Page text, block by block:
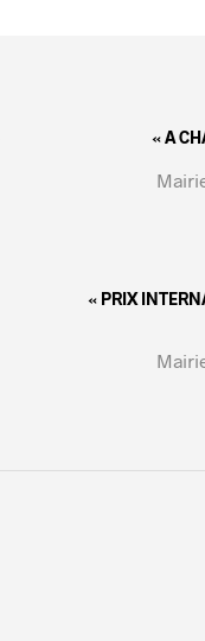
« A
« PRIX